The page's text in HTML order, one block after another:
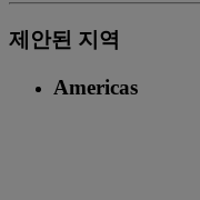
제안된 지역
Americas